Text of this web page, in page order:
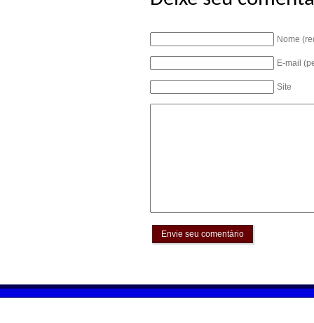
Nome
E-mail
Site
Envie seu comentário